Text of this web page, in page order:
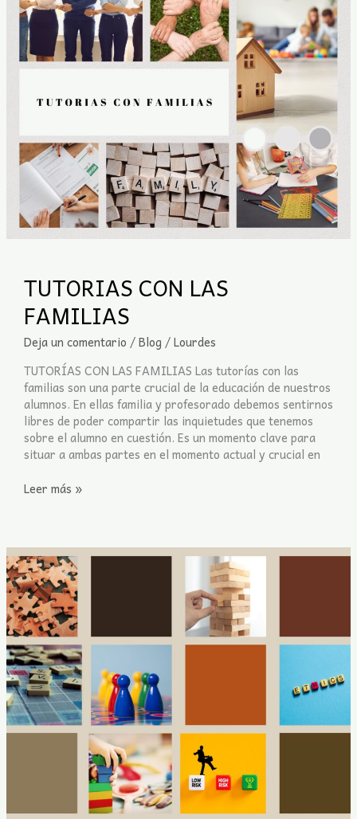
TUTORIAS CON LAS
FAMILIAS
Deja un comentario /Blog /Lourdes
TUTORÍAS CON LAS FAMILIAS Las tutorías con las
familias son una parte crucial de la educación de nuestros
alumnos. En ellas familia y profesorado debemos sentirnos
libres de poder compartir las inquietudes que tenemos
sobre el alumno en cuestión. Es un momento clave para
situar a ambas partes en el momento actual y crucial en
LAS
FAMILIAS
Leer más »
Economía
de
fichas